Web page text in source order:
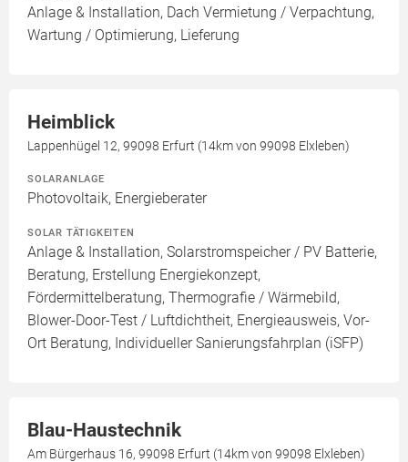
Anlage & Installation, Dach Vermietung / Verpachtung,
Wartung / Optimierung, Lieferung
Heimblick
Lappenhügel 12, 99098 Erfurt (14km von 99098 Elxleben)
SOLARANLAGE
Photovoltaik, Energieberater
SOLAR TÄTIGKEITEN
Anlage & Installation, Solarstromspeicher / PV Batterie,
Beratung, Erstellung Energiekonzept,
Fördermittelberatung, Thermografie / Wärmebild,
Blower-Door-Test / Luftdichtheit, Energieausweis, Vor-
Ort Beratung, Individueller Sanierungsfahrplan (iSFP)
Blau-Haustechnik
Am Bürgerhaus 16, 99098 Erfurt (14km von 99098 Elxleben)